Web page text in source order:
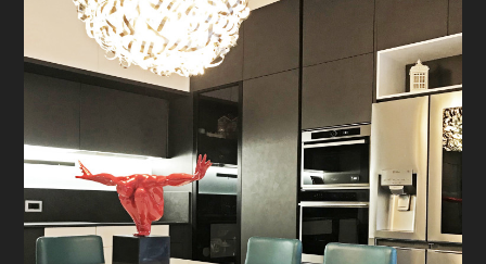
PRODOTTI
CONTATTO